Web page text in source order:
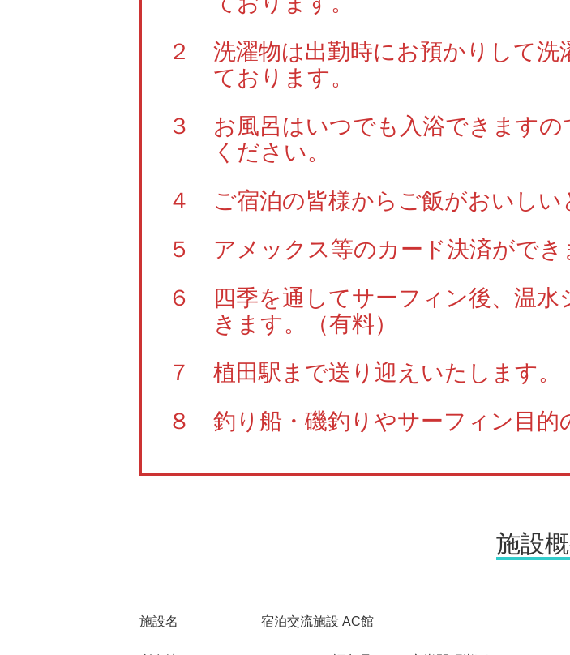
２ 洗濯物は出勤時にお預かりして洗
ております。
３ お風呂はいつでも入浴できますの
ください。
４ ご宿泊の皆様からご飯がおいしい
５ アメックス等のカード決済ができ
６ 四季を通してサーフィン後、温水
きます。（有料）
７ 植田駅まで送り迎えいたします。
８ 釣り船・磯釣りやサーフィン目的
施設
施設名 宿泊交流施設 AC館